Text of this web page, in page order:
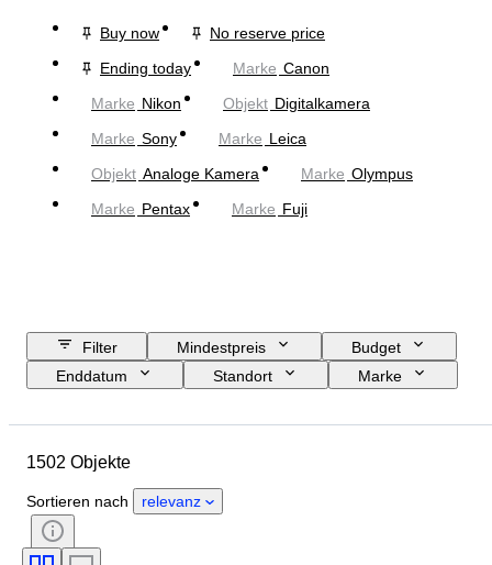
Buy now
No reserve price
Ending today
Marke Canon
Marke Nikon Objekt Digitalkamera
Marke Sony Marke Leica
Objekt Analoge Kamera Marke Olympus
Marke Pentax Marke Fuji
Filter Mindestpreis
Budget
Enddatum
Standort
Marke
Thema
Sprache
Objektivanschluss
Art von Videorekorder
1502 Objekte
Sortieren nach relevanz